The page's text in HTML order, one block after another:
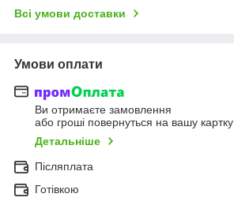
Всі умови доставки
Умови оплати
Ви отримаєте замовлення
або гроші повернуться на вашу картку
Детальніше
Післяплата
Готівкою